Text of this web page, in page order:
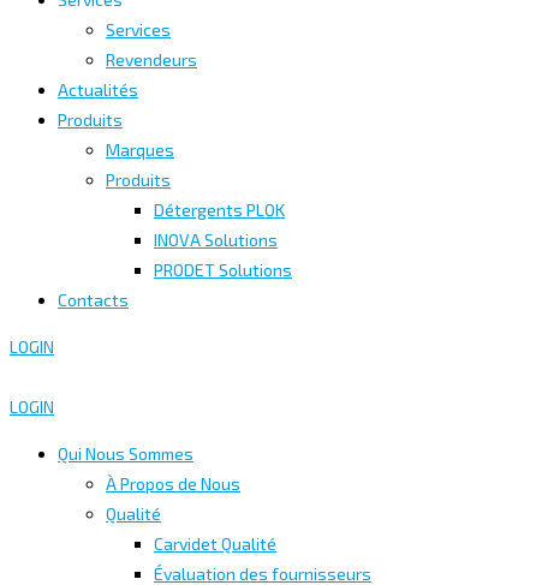
Services
Revendeurs
Actualités
Produits
Marques
Produits
Détergents PLOK
INOVA Solutions
PRODET Solutions
Contacts
LOGIN
LOGIN
Qui Nous Sommes
À Propos de Nous
Qualité
Carvidet Qualité
Évaluation des fournisseurs